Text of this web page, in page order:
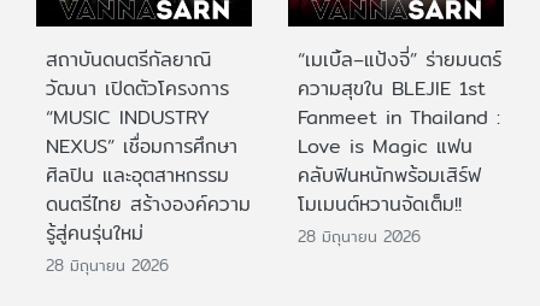
สถาบันดนตรีกัลยาณิ
วัฒนา เปิดตัวโครงการ
“MUSIC INDUSTRY
NEXUS” เชื่อมการศึกษา
ศิลปิน และอุตสาหกรรม
ดนตรีไทย สร้างองค์ความ
รู้สู่คนรุ่นใหม่
28 มิถุนายน 2026
“เมเบิ้ล–แป้งจี่” ร่ายมนตร์
ความสุขใน BLEJIE 1st
Fanmeet in Thailand :
Love is Magic แฟน
คลับฟินหนักพร้อมเสิร์ฟ
โมเมนต์หวานจัดเต็ม!!
28 มิถุนายน 2026